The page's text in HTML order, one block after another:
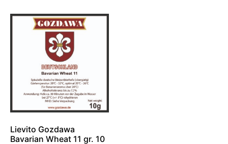
Lievito Gozdawa
Bavarian Wheat 11 gr. 10